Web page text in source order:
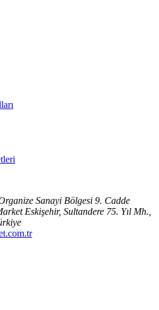
Sanayi Bölgesi 9. Cadde
Eskişehir, Sultandere 75. Yıl Mh.,